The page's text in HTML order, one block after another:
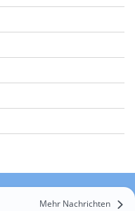
Mehr Nachrichten